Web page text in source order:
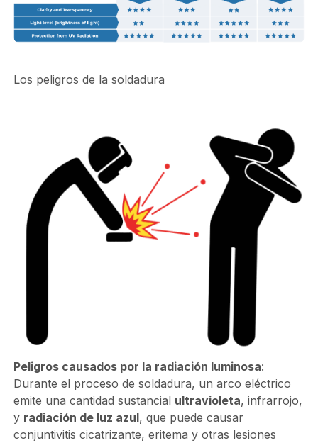
Los peligros de la soldadura
Peligros causados por la radiación luminosa:
Durante el proceso de soldadura, un arco eléctrico
emite una cantidad sustancial ultravioleta, infrarrojo,
y radiación de luz azul, que puede causar
conjuntivitis cicatrizante, eritema y otras lesiones